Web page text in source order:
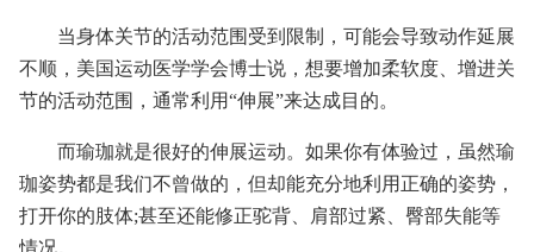
当身体关节的活动范围受到限制，可能会导致动作延展
不顺，美国运动医学学会博士说，想要增加柔软度、增进关
节的活动范围，通常利用“伸展”来达成目的。
而瑜珈就是很好的伸展运动。如果你有体验过，虽然瑜
珈姿势都是我们不曾做的，但却能充分地利用正确的姿势，
打开你的肢体;甚至还能修正驼背、肩部过紧、臀部失能等
情况。